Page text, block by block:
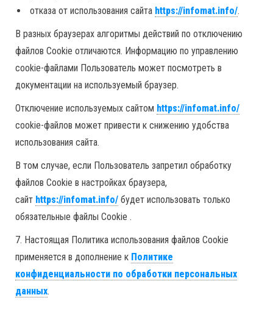
отказа от использования сайта https://infomat.info/.
В разных браузерах алгоритмы действий по отключению
файлов Cookie отличаются. Информацию по управлению
cookie-файлами Пользователь может посмотреть в
документации на используемый браузер.
Отключение используемых сайтом https://infomat.info/
cookie-файлов может привести к снижению удобства
использования сайта.
В том случае, если Пользователь запретил обработку
файлов Cookie в настройках браузера,
сайт https://infomat.info/ будет использовать только
обязательные файлы Cookie .
7. Настоящая Политика использования файлов Cookie
применяется в дополнение к Политике
конфиденциальности по обработки персональных
данных.